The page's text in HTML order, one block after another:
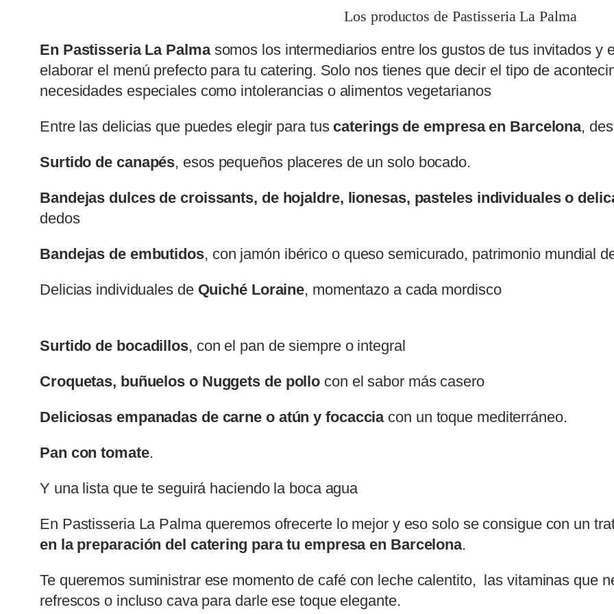
Los productos de Pastisseria La Palma
En Pastisseria La Palmasomos los intermediarios entre los gustos de tus invitados y
elaborar el menú prefecto para tu catering. Solo nos tienes que decir el tipo de
necesidades especiales como intolerancias o alimentos vegetarianos
Entre las delicias que puedes elegir para tus caterings de empresa en Barcelona,
Surtido de canapés, esos pequeños placeres de un solo bocado.
Bandejas dulces de croissants, de hojaldre, lionesas, pasteles individuales o
dedos
Bandejas de embutidos, con jamón ibérico o queso semicurado, patrimonio mundial
Delicias individuales de Quiché Loraine, momentazo a cada mordisco
Surtido de bocadillos, con el pan de siempre o integral
Croquetas, buñuelos o Nuggets de pollo con el sabor más casero
Deliciosas empanadas de carne o atún y focacciacon un toque mediterráneo.
Pan con tomate.
Y una lista que te seguirá haciendo la boca agua
En Pastisseria La Palma queremos ofrecerte lo mejor y eso solo se consigue con un
en la preparación del catering para tu empresa en Barcelona.
Te queremos suministrar ese momento de café con leche calentito, las vitaminas que
refrescos o incluso cava para darle ese toque elegante.